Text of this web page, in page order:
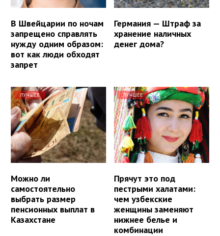
В Швейцарии по ночам
запрещено справлять
нужду одним образом:
вот как люди обходят
запрет
Германия — Штраф за
хранение наличных
денег дома?
ЛУЧШЕЕ
Можно ли
самостоятельно
выбрать размер
пенсионных выплат в
Казахстане
ЛУЧШЕЕ
Прячут это под
пестрыми халатами:
чем узбекские
женщины заменяют
нижнее белье и
комбинации